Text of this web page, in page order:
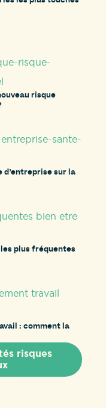
risque
d’entreprise sur la
les plus fréquentes
: comment la
risques